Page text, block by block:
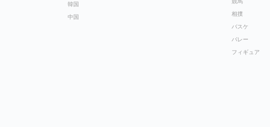
韓国
中国 相撲
バスケ
バレー
フィギュア